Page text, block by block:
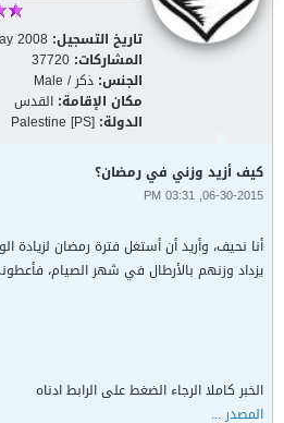
تاريخ التسجيل: 2008
المشاركات: 37720
الجنس: ذكر / Male
مكان الإقامة: القدس
الدولة: Palestine [PS]
كيف أزيد وزني في رمضان؟
06-30-2015, 03:31 PM
أنا نحيف، وأريد أن أستغل فترة رمضان لزيادة
يزداد وزنهم بالأرطال في شهر الصيام،
الخبر كاملا الرجاء الضغط على الرابط ادناه
المصدر ...